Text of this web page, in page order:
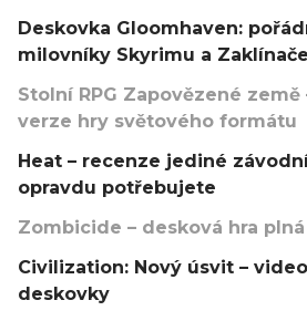
Deskovka Gloomhaven:
milovníky Skyrimu a Zaklínače
Stolní RPG Zapovězené
verze hry světového formátu
Heat – recenze jediné
opravdu potřebujete
Zombicide – desková hra
Civilization: Nový úsvit –
deskovky